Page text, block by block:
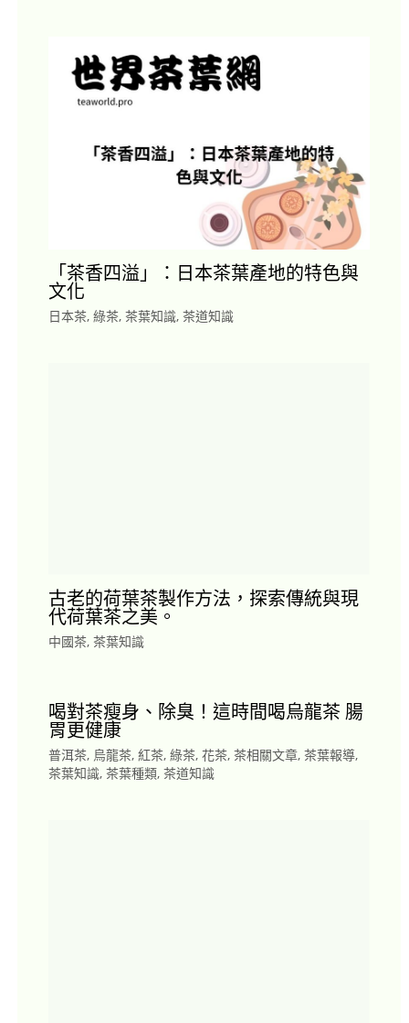
「茶香四溢」：日本茶葉產地的特色與
文化
日本茶, 綠茶, 茶葉知識, 茶道知識
古老的荷葉茶製作方法，探索傳統與現
代荷葉茶之美。
中國茶, 茶葉知識
喝對茶瘦身、除臭！這時間喝烏龍茶 腸
胃更健康
普洱茶, 烏龍茶, 紅茶, 綠茶, 花茶, 茶相關文章, 茶葉報導,
茶葉知識, 茶葉種類, 茶道知識